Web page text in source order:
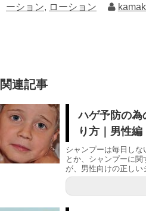
ーション, ローション
関連記事
ハゲ予防の為
り方｜男性編
シャンプーは毎日し
とか、シャンプーに
が、男性向けの正しい